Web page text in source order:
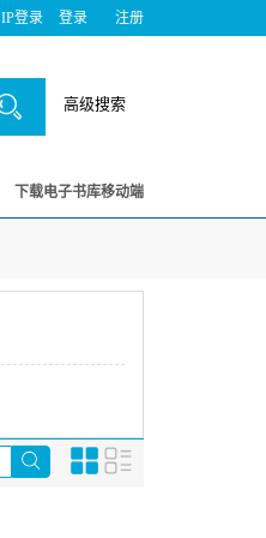
IP登录 登录 注册
高级搜索
下载电子书库移动端